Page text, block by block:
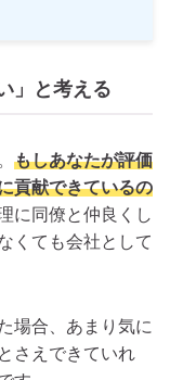
」と考える
もしあなたが評価
貢献できているの
に同僚と仲良くし
くても会社として
場合、あまり気に
さえできていれ